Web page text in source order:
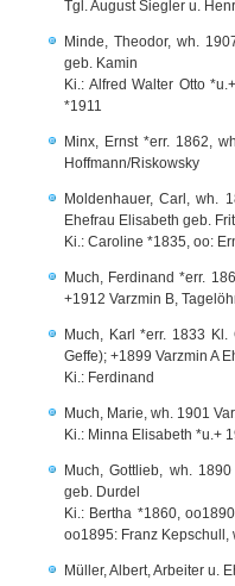
Tgl. August Siegler u.
Minde, Theodor, wh.
geb. Kamin
Ki.: Alfred Walter Otto
*1911
Minx, Ernst *err. 1862,
Hoffmann/Riskowsky
Moldenhauer, Carl, wh.
Ehefrau Elisabeth geb.
Ki.: Caroline *1835, oo:
Much, Ferdinand *err.
+1912 Varzmin B,
Much, Karl *err. 1833
Geffe); +1899 Varzmin A
Ki.: Ferdinand
Much, Marie, wh. 1901
Ki.: Minna Elisabeth *u.+
Much, Gottlieb, wh.
geb. Durdel
Ki.: Bertha *1860,
oo1895: Franz Kepschull,
Müller, Albert, Arbeiter u.